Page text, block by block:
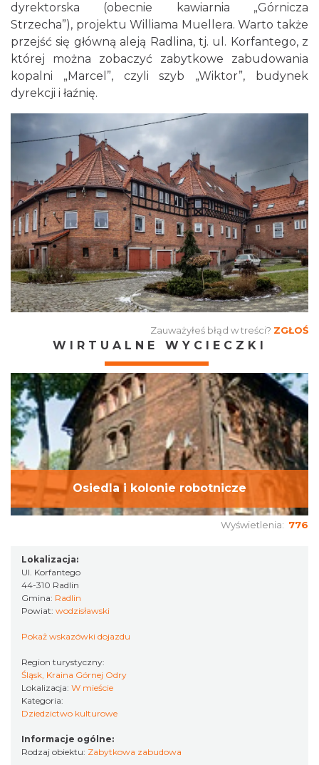
dyrektorska (obecnie kawiarnia „Górnicza
Strzecha”), projektu Williama Muellera. Warto także
przejść się główną aleją Radlina, tj. ul. Korfantego, z
której można zobaczyć zabytkowe zabudowania
kopalni „Marcel”, czyli szyb „Wiktor”, budynek
dyrekcji i łaźnię.
Zauważyłeś błąd w treści? ZGŁOŚ
WIRTUALNE WYCIECZKI
Osiedla i kolonie robotnicze
Wyświetlenia: 776
Lokalizacja:
Ul. Korfantego
44-310 Radlin
Gmina: Radlin
Powiat: wodzisławski
Pokaż wskazówki dojazdu
Region turystyczny:
Śląsk, Kraina Górnej Odry
Lokalizacja: W mieście
Kategoria:
Dziedzictwo kulturowe
Informacje ogólne:
Rodzaj obiektu: Zabytkowa zabudowa